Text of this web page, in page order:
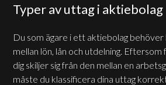
Typer av uttag i aktiebolag
Du som ägare i ett aktiebolag behöver
mellan lön, lån och utdelning.
dig skiljer sig från den mellan en
måste du klassificera dina uttag